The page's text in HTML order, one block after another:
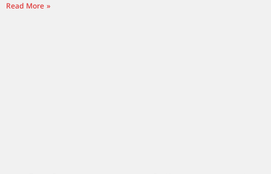
Read More »